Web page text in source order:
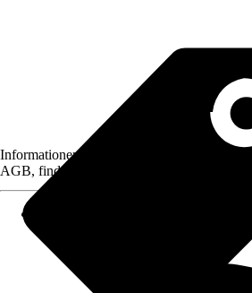
Informationen des Verkäufers, wie z. B.
AGB, finden Sie bei Klick auf den